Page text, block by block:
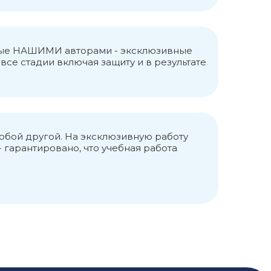
деятельности, образование
деятельности) возможно
оцениваются,
поведения в
НАШИМИ авторами - эксклюзивные
стадии включая защиту и в результате
другой. На эксклюзивную работу
что учебная работа